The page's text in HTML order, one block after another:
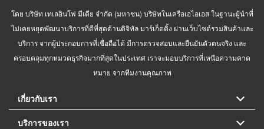
โดย บริษัท เทเลอินโฟ มีเดีย จำกัด (มหาชน) บริษัทในเครือเอไอเอส ในฐานะผู้นำที่
ไม่เคยหยุดพัฒนาบริการที่ดีที่สุดด้านดิจิทัล มาร์เก็ตติ้ง ผ่านเว็บไซต์รวมสินค้าและ
บริการ จากผู้ประกอบการที่เชื่อถือได้ มีการตรวจสอบและยืนยันตัวตนจริง และ
ครอบคลุมทุกหมวดธุรกิจมากที่สุดในประเทศ เราจะมอบบริการที่เหนือความคาด
หมาย จากทีมงานคุณภาพ
เกี่ยวกับเรา
บริการของเรา